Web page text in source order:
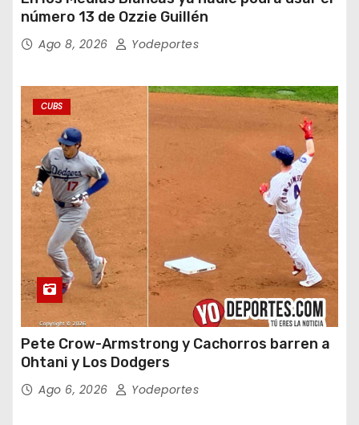
número 13 de Ozzie Guillén
Ago 8, 2026 Yodeportes
CUBS
Pete Crow-Armstrong y Cachorros barren a
Ohtani y Los Dodgers
Ago 6, 2026 Yodeportes